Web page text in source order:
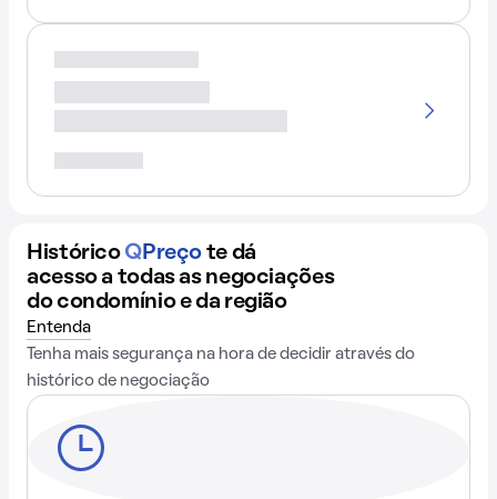
Histórico QPreço te dá
acesso a todas as negociações
do condomínio e da região
Entenda
Tenha mais segurança na hora de decidir através do
histórico de negociação